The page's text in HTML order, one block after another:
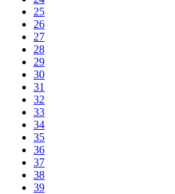
25
26
27
28
29
30
31
32
33
34
35
36
37
38
39